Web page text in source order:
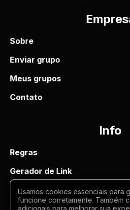
Sobre
Enviar grupo
Meus grupos
Contato
Info
Regras
Gerador de Link
Termos de uso
Usamos cookies essenciais para
funcione corretamente. Também
adicionais para melhorar sua